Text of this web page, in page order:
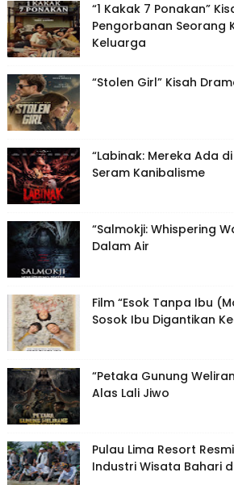
“1 Kakak 7 Ponakan”
Pengorbanan Seorang
Keluarga
“Stolen Girl” Kisah
“Labinak: Mereka Ada
Seram Kanibalisme
“Salmokji: Whispering
Dalam Air
Film “Esok Tanpa Ibu
Sosok Ibu Digantikan
“Petaka Gunung
Alas Lali Jiwo
Pulau Lima Resort
Industri Wisata Bahari